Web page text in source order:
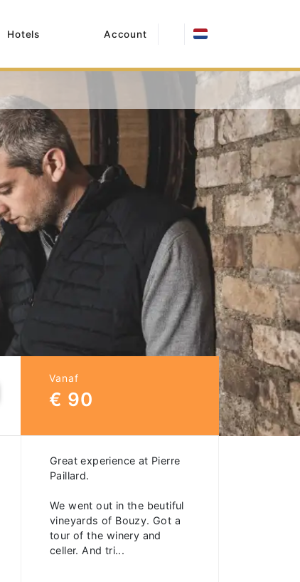
Hotels Account
Vanaf
€ 90
Great experience at Pierre
Paillard.
We went out in the beutiful
vineyards of Bouzy. Got a
tour of the winery and
celler. And tri...